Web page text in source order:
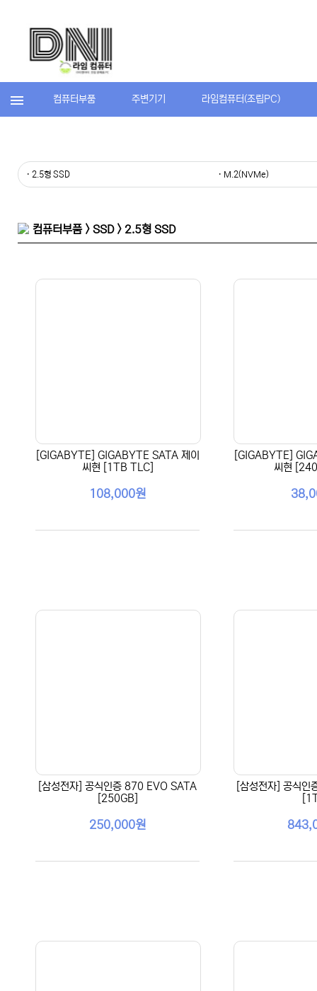
컴퓨터부품 주변기기 라임컴퓨터(조립PC)
· 2.5형 SSD · M.2(NVMe)
컴퓨터부품 > SSD > 2.5형 SSD
[GIGABYTE] GIGABYTE SATA 제이
씨현 [1TB TLC]
108,000원
[GIGABYTE]
씨현
[삼성전자] 공식인증 870 EVO SATA
[250GB]
250,000원
[삼성전자] 공식